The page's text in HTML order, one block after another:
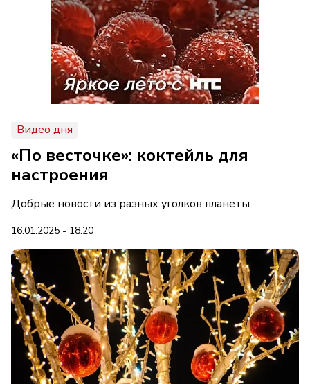
Видео дня
«По весточке»: коктейль для
настроения
Добрые новости из разных уголков планеты
16.01.2025 - 18:20